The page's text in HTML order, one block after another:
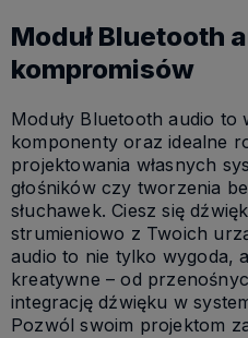
Moduł Bluetooth
kompromisów
Moduły Bluetooth audio to
komponenty oraz idealne
projektowania własnych
głośników czy tworzenia
słuchawek. Ciesz się
strumieniowo z Twoich
audio to nie tylko wygoda,
kreatywne – od
integrację dźwięku w
Pozwól swoim projektom